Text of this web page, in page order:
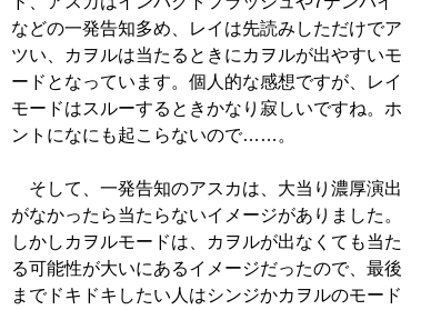
などの一発告知多め、レイは先読みしただけでア
ツい、カヲルは当たるときにカヲルが出やすいモ
ードとなっています。個人的な感想ですが、レイ
モードはスルーするときかなり寂しいですね。ホ
ントになにも起こらないので……。
そして、一発告知のアスカは、大当り濃厚演出
がなかったら当たらないイメージがありました。
しかしカヲルモードは、カヲルが出なくても当た
る可能性が大いにあるイメージだったので、最後
までドキドキしたい人はシンジかカヲルのモード